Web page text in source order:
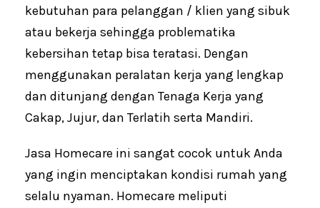
kebutuhan para pelanggan / klien yang sibuk
atau bekerja sehingga problematika
kebersihan tetap bisa teratasi. Dengan
menggunakan peralatan kerja yang lengkap
dan ditunjang dengan Tenaga Kerja yang
Cakap, Jujur, dan Terlatih serta Mandiri.
Jasa Homecare ini sangat cocok untuk Anda
yang ingin menciptakan kondisi rumah yang
selalu nyaman. Homecare meliputi